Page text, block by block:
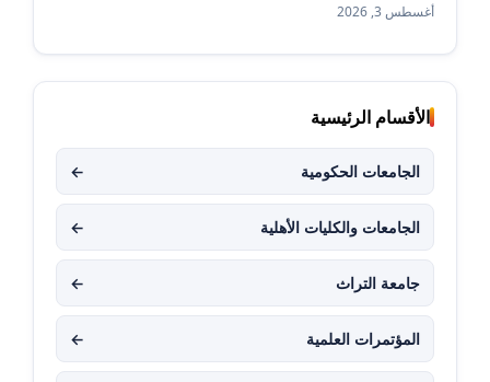
أغسطس 3, 2026
الأقسام الرئيسية
الجامعات الحكومية ←
الجامعات والكليات الأهلية ←
جامعة التراث ←
المؤتمرات العلمية ←